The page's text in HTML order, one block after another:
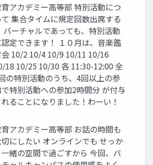
アカデミー高等部 特別活動につ
て 集合タイムに規定回数出席する
バーチャルであっても、特別活動
認定できます！ １０月は、音楽鑑
会 10/2 10/4 10/9 10/11 10/16
18 10/25 10/30 各 11:30-12:00 全
の特別活動のうち、4回以上の参
特別活動への参加2時間分 が付与
れることになりました！わーい！
アカデミー高等部 お話の時間も
にしたい オンラインでも せっか
一緒の空間で過ごすから 今回、バ